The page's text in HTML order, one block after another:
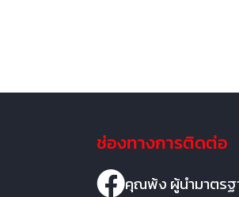
ช่องทางการติดต่อ
คุณพ้ง ผู้นำมาตร